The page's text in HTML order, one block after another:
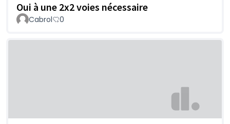
Oui à une 2x2 voies nécessaire
Cabrol 0